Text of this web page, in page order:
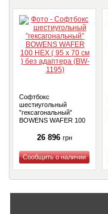
Софтбокс
шестиугольный
”гексагональный”
BOWENS WAFER 100
адаптера (BW-1195)
26 896 грн
Купить